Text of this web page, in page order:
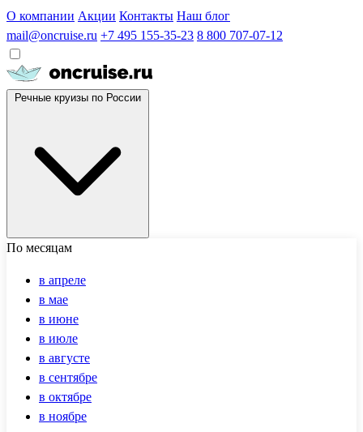
О компании Акции Контакты Наш блог
mail@oncruise.ru +7 495 155-35-23 8 800 707-07-12
По месяцам
в апреле
в мае
в июне
в июле
в августе
в сентябре
в октябре
в ноябре